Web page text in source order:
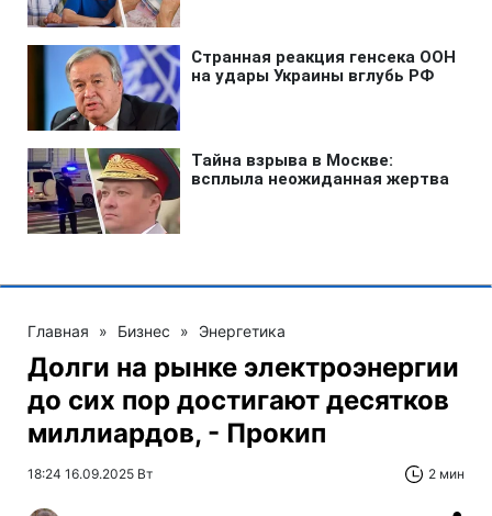
Главная » Бизнес » Энергетика
Долги на рынке электроэнергии
до сих пор достигают десятков
миллиардов, - Прокип
18:24 16.09.2025 Вт 2 мин